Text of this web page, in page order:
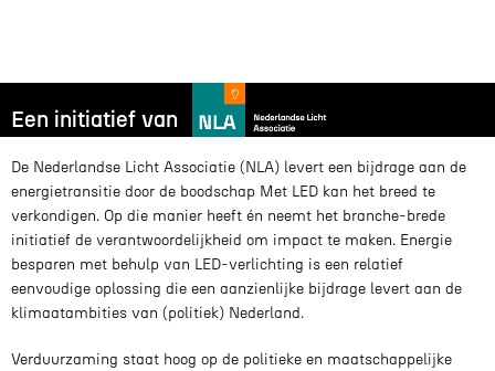
Een initiatief van
De Nederlandse Licht Associatie (NLA) levert een bijdrage aan de
energietransitie door de boodschap Met LED kan het breed te
verkondigen. Op die manier heeft én neemt het branche-brede
initiatief de verantwoordelijkheid om impact te maken. Energie
besparen met behulp van LED-verlichting is een relatief
eenvoudige oplossing die een aanzienlijke bijdrage levert aan de
klimaatambities van (politiek) Nederland.
Verduurzaming staat hoog op de politieke en maatschappelijke